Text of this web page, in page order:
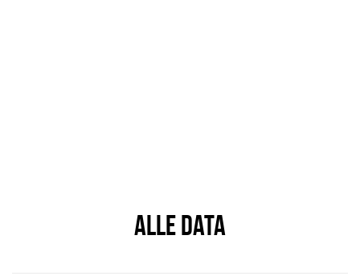
ALLE DATA